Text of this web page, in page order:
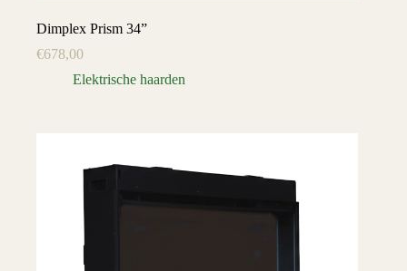
Dimplex Prism 34”
€678,00
Elektrische haarden